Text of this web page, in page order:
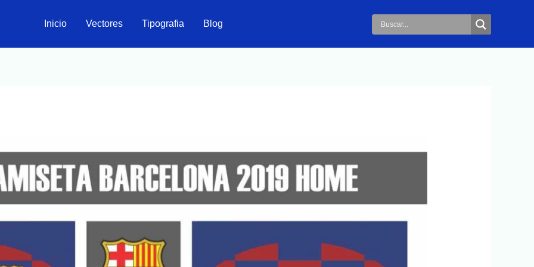
Inicio Vectores Tipografia Blog